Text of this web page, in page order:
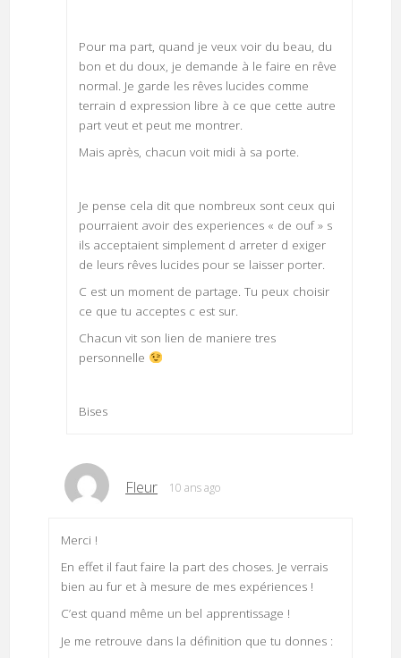
Pour ma part, quand je veux voir du beau, du
bon et du doux, je demande à le faire en rêve
normal. Je garde les rêves lucides comme
terrain d expression libre à ce que cette autre
part veut et peut me montrer.
Mais après, chacun voit midi à sa porte.
Je pense cela dit que nombreux sont ceux qui
pourraient avoir des experiences « de ouf » s
ils acceptaient simplement d arreter d exiger
de leurs rêves lucides pour se laisser porter.
C est un moment de partage. Tu peux choisir
ce que tu acceptes c est sur.
Chacun vit son lien de maniere tres
personnelle
Bises
Fleur 10 ans ago
Merci !
En effet il faut faire la part des choses. Je verrais
bien au fur et à mesure de mes expériences !
C’est quand même un bel apprentissage !
Je me retrouve dans la définition que tu donnes :